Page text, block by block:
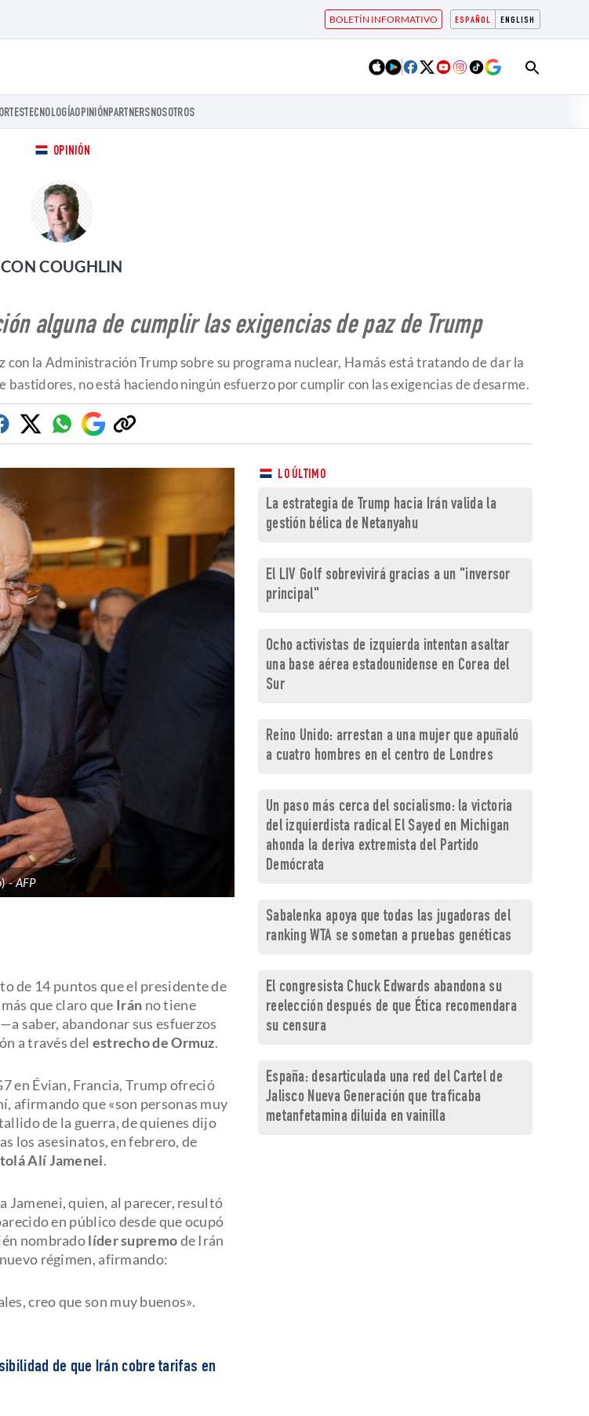
ESPAÑOL ENGLISH
BOLETÍN INFORMATIVO
TECNOLOGÍAOPINIÓNPARTNERSNOSOTROS
OPINIÓN
CON COUGHLIN
alguna de cumplir las exigencias de paz de Trump
la Administración Trump sobre su programa nuclear, Hamás está tratando de dar la
no está haciendo ningún esfuerzo por cumplir con las exigencias de desarme.
Facebook
TwitterWhatsapp
Google
Discover
Copiar
enlace
AFP
de 14 puntos que el presidente de
que claro que Irán no tiene
saber, abandonar sus esfuerzos
a través del estrecho de Ormuz.
en Évian, Francia, Trump ofreció
afirmando que «son personas muy
de la guerra, de quienes dijo
los asesinatos, en febrero, de
Alí Jamenei.
quien, al parecer, resultó
en público desde que ocupó
nombradolíder supremode Irán
régimen, afirmando:
creo que son muy buenos».
de que Irán cobre tarifas en
LO ÚLTIMO
La estrategia de Trump hacia Irán valida la
gestión bélica de Netanyahu
El LIV Golf sobrevivirá gracias a un "inversor
principal"
Ocho activistas de izquierda intentan asaltar
una base aérea estadounidense en Corea del
Sur
Reino Unido: arrestan a una mujer que apuñaló
a cuatro hombres en el centro de Londres
Un paso más cerca del socialismo: la victoria
del izquierdista radical El Sayed en Michigan
ahonda la deriva extremista del Partido
Demócrata
Sabalenka apoya que todas las jugadoras del
ranking WTA se sometan a pruebas genéticas
El congresista Chuck Edwards abandona su
reelección después de que Ética recomendara
su censura
España: desarticulada una red del Cartel de
Jalisco Nueva Generación que traficaba
metanfetamina diluida en vainilla